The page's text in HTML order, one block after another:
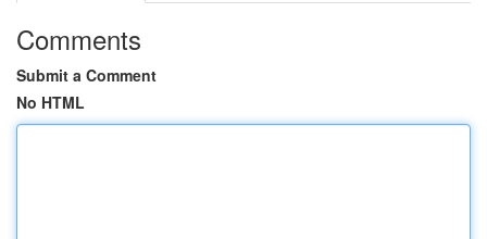
Comments
Submit a Comment
No HTML